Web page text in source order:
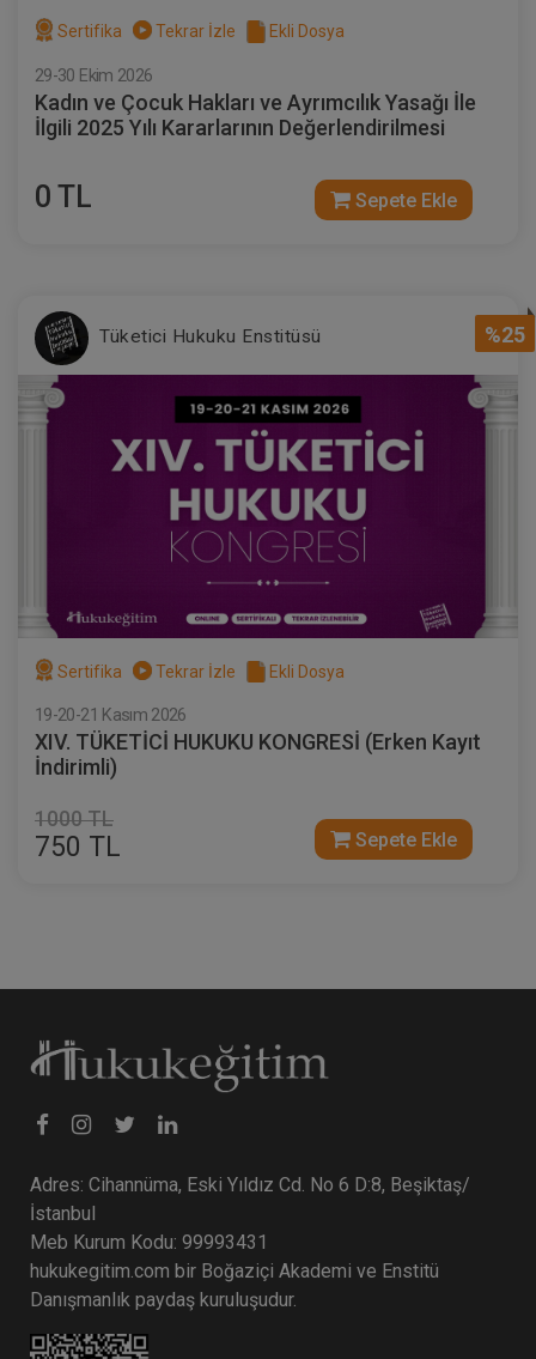
Sertifika Tekrar İzle Ekli Dosya
29-30 Ekim 2026
Kadın ve Çocuk Hakları ve Ayrımcılık Yasağı İle
İlgili 2025 Yılı Kararlarının Değerlendirilmesi
0 TL Sepete Ekle
%25
Tüketici Hukuku Enstitüsü
Sertifika Tekrar İzle Ekli Dosya
19-20-21 Kasım 2026
XIV. TÜKETİCİ HUKUKU KONGRESİ (Erken Kayıt
İndirimli)
1000 TL
750 TL Sepete Ekle
Adres: Cihannüma, Eski Yıldız Cd. No 6 D:8, Beşiktaş/
İstanbul
Meb Kurum Kodu: 99993431
hukukegitim.com bir Boğaziçi Akademi ve Enstitü
Danışmanlık paydaş kuruluşudur.